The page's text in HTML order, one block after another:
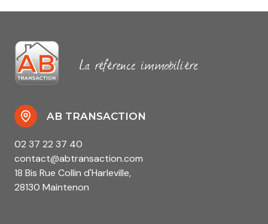
AB TRANSACTION
02 37 22 37 40
contact@abtransaction.com
18 Bis Rue Collin d'Harleville,
28130 Maintenon